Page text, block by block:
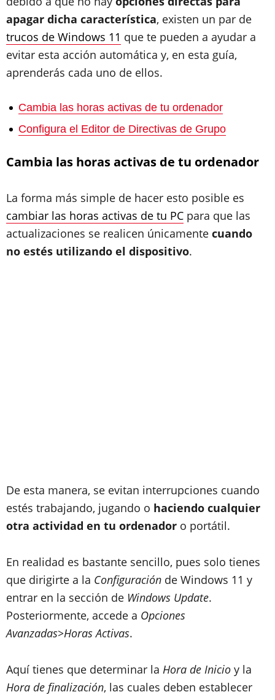
apagar dicha característica, existen un par de
trucos de Windows 11 que te pueden a ayudar a
evitar esta acción automática y, en esta guía,
aprenderás cada uno de ellos.
Cambia las horas activas de tu ordenador
Configura el Editor de Directivas de Grupo
Cambia las horas activas de tu ordenador
La forma más simple de hacer esto posible es
cambiar las horas activas de tu PC para que las
actualizaciones se realicen únicamente cuando
no estés utilizando el dispositivo.
De esta manera, se evitan interrupciones cuando
estés trabajando, jugando o haciendo cualquier
otra actividad en tu ordenador o portátil.
En realidad es bastante sencillo, pues solo tienes
que dirigirte a la Configuración de Windows 11 y
entrar en la sección de Windows Update.
Posteriormente, accede a Opciones
Avanzadas>Horas Activas.
Aquí tienes que determinar la Hora de Inicio y la
Hora de finalización, las cuales deben establecer